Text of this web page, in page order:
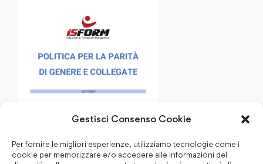
Gestisci Consenso Cookie
Per fornire le migliori esperienze, utilizziamo tecnologie come i
cookie per memorizzare e/o accedere alle informazioni del